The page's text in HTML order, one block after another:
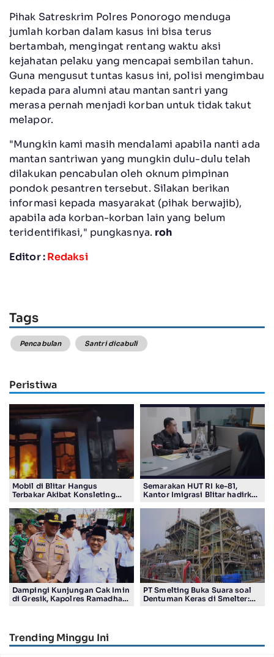
Pihak Satreskrim Polres Ponorogo menduga
jumlah korban dalam kasus ini bisa terus
bertambah, mengingat rentang waktu aksi
kejahatan pelaku yang mencapai sembilan tahun.
Guna mengusut tuntas kasus ini, polisi mengimbau
kepada para alumni atau mantan santri yang
merasa pernah menjadi korban untuk tidak takut
melapor.
"Mungkin kami masih mendalami apabila nanti ada
mantan santriwan yang mungkin dulu-dulu telah
dilakukan pencabulan oleh oknum pimpinan
pondok pesantren tersebut. Silakan berikan
informasi kepada masyarakat (pihak berwajib),
apabila ada korban-korban lain yang belum
teridentifikasi," pungkasnya. roh
Editor :Redaksi
Tags
Pencabulan Santri dicabuli
Peristiwa
Mobil di Blitar Hangus
Terbakar Akibat Konsleting
Juta Lebih
Semarakan HUT RI ke-81,
Kantor Imigrasi Blitar hadirkan
Dampingi Kunjungan Cak Imin
di Gresik, Kapolres Ramadhan
PT Smelting Buka Suara soal
Dentuman Keras di Smelter:
Trending Minggu Ini